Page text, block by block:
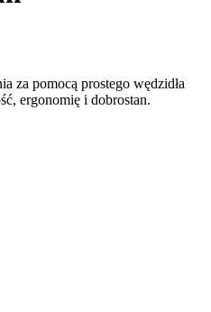
za pomocą prostego wędzidła
ergonomię i dobrostan.